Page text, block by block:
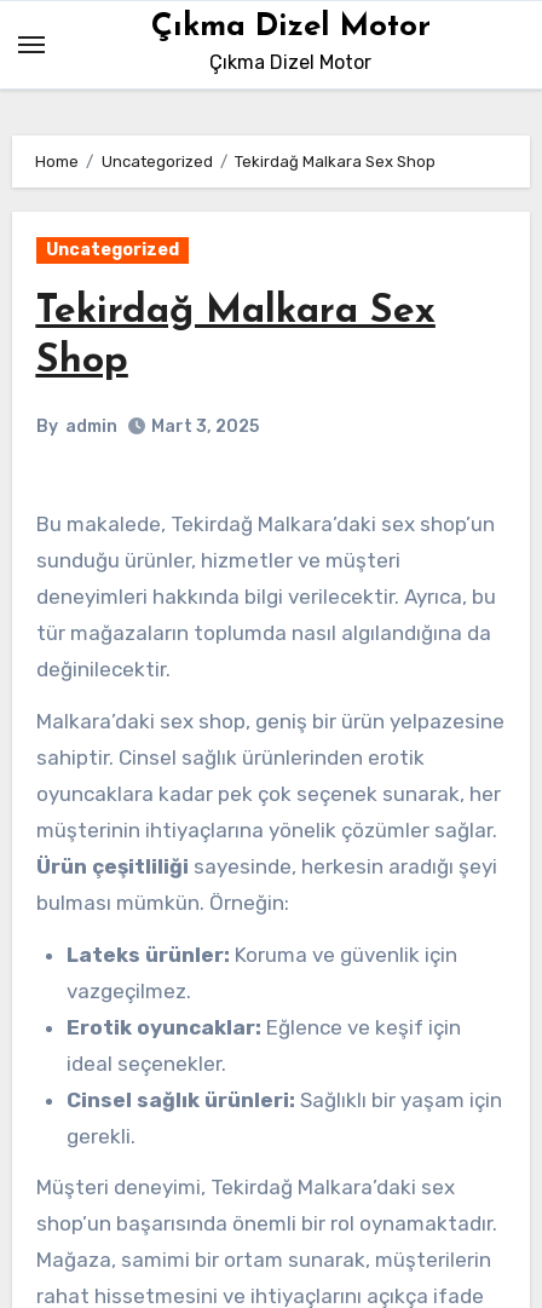
content
Çıkma Dizel Motor
Çıkma Dizel Motor
Home Uncategorized Tekirdağ Malkara Sex Shop
Uncategorized
Tekirdağ Malkara Sex
Shop
By admin Mart 3, 2025
Bu makalede, Tekirdağ Malkara’daki sex shop’un
sunduğu ürünler, hizmetler ve müşteri
deneyimleri hakkında bilgi verilecektir. Ayrıca, bu
tür mağazaların toplumda nasıl algılandığına da
değinilecektir.
Malkara’daki sex shop, geniş bir ürün yelpazesine
sahiptir. Cinsel sağlık ürünlerinden erotik
oyuncaklara kadar pek çok seçenek sunarak, her
müşterinin ihtiyaçlarına yönelik çözümler sağlar.
Ürün çeşitliliği sayesinde, herkesin aradığı şeyi
bulması mümkün. Örneğin:
Lateks ürünler: Koruma ve güvenlik için
vazgeçilmez.
Erotik oyuncaklar: Eğlence ve keşif için
ideal seçenekler.
Cinsel sağlık ürünleri: Sağlıklı bir yaşam için
gerekli.
Müşteri deneyimi, Tekirdağ Malkara’daki sex
shop’un başarısında önemli bir rol oynamaktadır.
Mağaza, samimi bir ortam sunarak, müşterilerin
rahat hissetmesini ve ihtiyaçlarını açıkça ifade